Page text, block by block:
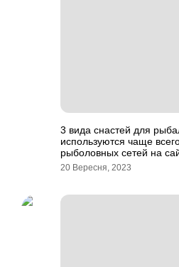
3 вида снастей для
используются чаще
рыболовных сетей на
20 Вересня, 2023